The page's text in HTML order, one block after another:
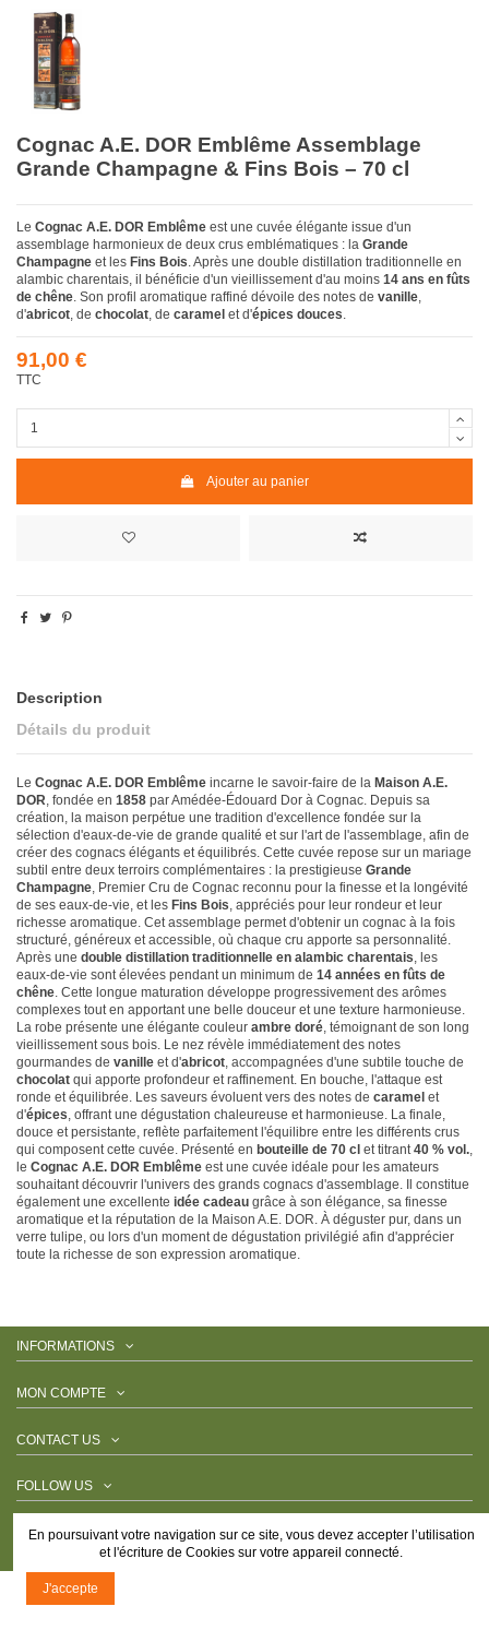
Cognac A.E. DOR Emblême Assemblage
Grande Champagne & Fins Bois – 70 cl
Le Cognac A.E. DOR Emblême est une cuvée élégante issue d'un
assemblage harmonieux de deux crus emblématiques : la Grande
Champagne et les Fins Bois. Après une double distillation traditionnelle en
alambic charentais, il bénéficie d'un vieillissement d'au moins 14 ans en fûts
de chêne. Son profil aromatique raffiné dévoile des notes de vanille,
d'abricot, de chocolat, de caramel et d'épices douces.
91,00 €
TTC
Ajouter au panier
Description
Détails du produit
Le Cognac A.E. DOR Emblême incarne le savoir-faire de la Maison A.E.
DOR, fondée en 1858 par Amédée-Édouard Dor à Cognac. Depuis sa
création, la maison perpétue une tradition d'excellence fondée sur la
sélection d'eaux-de-vie de grande qualité et sur l'art de l'assemblage, afin de
créer des cognacs élégants et équilibrés. Cette cuvée repose sur un mariage
subtil entre deux terroirs complémentaires : la prestigieuse Grande
Champagne, Premier Cru de Cognac reconnu pour la finesse et la longévité
de ses eaux-de-vie, et les Fins Bois, appréciés pour leur rondeur et leur
richesse aromatique. Cet assemblage permet d'obtenir un cognac à la fois
structuré, généreux et accessible, où chaque cru apporte sa personnalité.
Après une double distillation traditionnelle en alambic charentais, les
eaux-de-vie sont élevées pendant un minimum de 14 années en fûts de
chêne. Cette longue maturation développe progressivement des arômes
complexes tout en apportant une belle douceur et une texture harmonieuse.
La robe présente une élégante couleur ambre doré, témoignant de son long
vieillissement sous bois. Le nez révèle immédiatement des notes
gourmandes de vanille et d'abricot, accompagnées d'une subtile touche de
chocolat qui apporte profondeur et raffinement. En bouche, l'attaque est
ronde et équilibrée. Les saveurs évoluent vers des notes de caramel et
d'épices, offrant une dégustation chaleureuse et harmonieuse. La finale,
douce et persistante, reflète parfaitement l'équilibre entre les différents crus
qui composent cette cuvée. Présenté en bouteille de 70 cl et titrant40 % vol.,
le Cognac A.E. DOR Emblême est une cuvée idéale pour les amateurs
souhaitant découvrir l'univers des grands cognacs d'assemblage. Il constitue
également une excellente idée cadeau grâce à son élégance, sa finesse
aromatique et la réputation de la Maison A.E. DOR. À déguster pur, dans un
verre tulipe, ou lors d'un moment de dégustation privilégié afin d'apprécier
toute la richesse de son expression aromatique.
INFORMATIONS
MON COMPTE
CONTACT US
FOLLOW US
NEWSLETTER
En poursuivant votre navigation sur ce site, vous devez accepter l’utilisation
et l'écriture de Cookies sur votre appareil connecté.
J'accepte